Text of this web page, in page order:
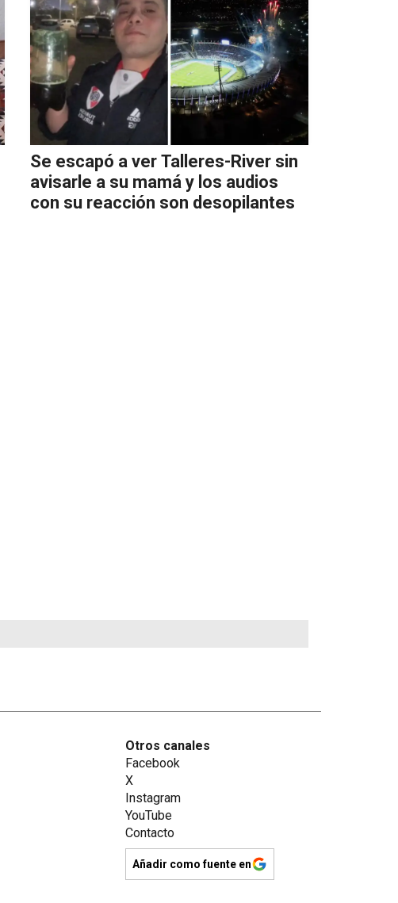
Se escapó a ver Talleres-River sin
avisarle a su mamá y los audios
con su reacción son desopilantes
Otros canales
Facebook
X
Instagram
YouTube
Contacto
Añadir como fuente en